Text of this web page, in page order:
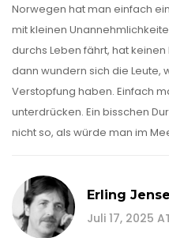
Norwegen hat man einfach
mit kleinen
durchs Leben fährt, hat
dann wundern sich die Leute,
Verstopfung haben. Einfach
unterdrücken. Ein bisschen
nicht so, als würde man im
Erling
Juli 17, 2025